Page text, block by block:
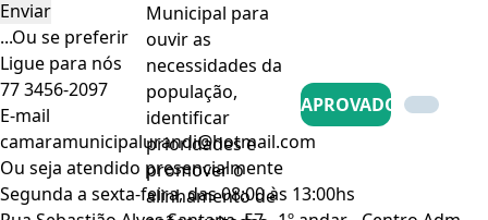
...Ou se preferir
Ligue para nós
77 3456-2097
E-mail
camaramunicipalurandi@hotmail.com
Ou seja atendido presencialmente
Segunda a sexta-feira, das 08:00 às 13:00hs
Municipal para
ouvir as
necessidades da
população,
identificar
prioridades e
promover o
alinhamento de
APROVADO